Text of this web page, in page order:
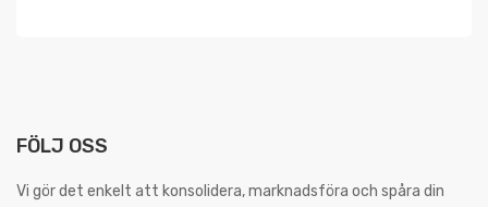
FÖLJ OSS
Vi gör det enkelt att konsolidera, marknadsföra och spåra din